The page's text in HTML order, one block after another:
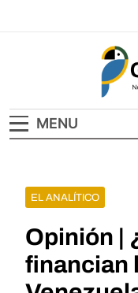
MENU
EL ANALÍTICO
Opinión |
financian